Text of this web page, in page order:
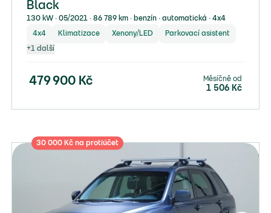
Black
130 kW ∙ 05/2021 ∙ 86 789 km ∙ benzín ∙ automatická ∙ 4x4
4x4 Klimatizace Xenony/LED Parkovací asistent
+1 další
479 900 Kč Měsíčně od
1 506 Kč
30 000 Kč na protiúčet